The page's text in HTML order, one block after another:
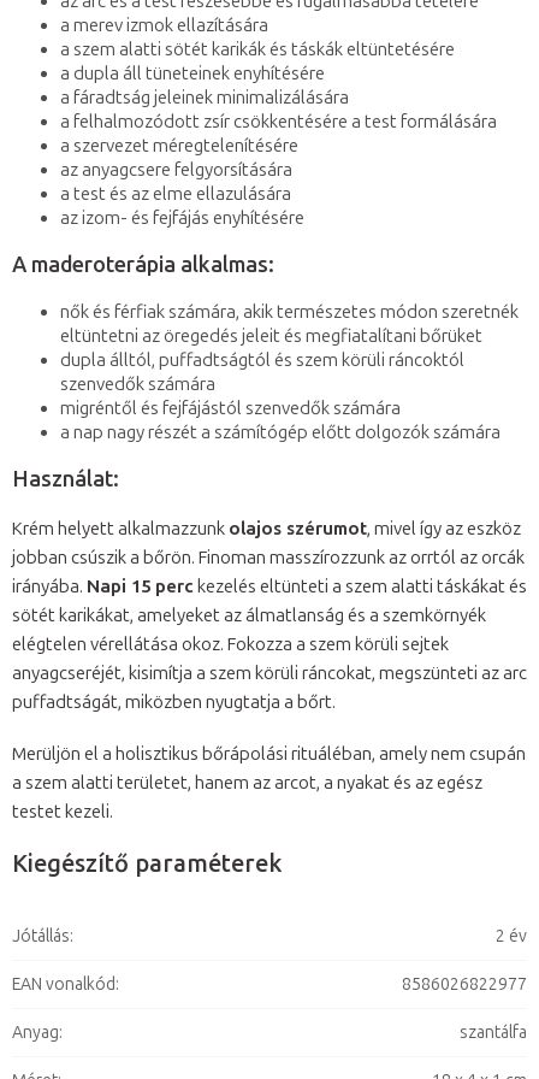
a merev izmok ellazítására
a szem alatti sötét karikák és táskák eltüntetésére
a dupla áll tüneteinek enyhítésére
a fáradtság jeleinek minimalizálására
a felhalmozódott zsír csökkentésére a test formálására
a szervezet méregtelenítésére
az anyagcsere felgyorsítására
a test és az elme ellazulására
az izom- és fejfájás enyhítésére
A maderoterápia alkalmas:
nők és férfiak számára, akik természetes módon szeretnék
eltüntetni az öregedés jeleit és megfiatalítani bőrüket
dupla álltól, puffadtságtól és szem körüli ráncoktól
szenvedők számára
migréntől és fejfájástól szenvedők számára
a nap nagy részét a számítógép előtt dolgozók számára
Használat:
Krém helyett alkalmazzunk olajos szérumot, mivel így az eszköz
jobban csúszik a bőrön. Finoman masszírozzunk az orrtól az orcák
irányába. Napi 15 perc kezelés eltünteti a szem alatti táskákat és
sötét karikákat, amelyeket az álmatlanság és a szemkörnyék
elégtelen vérellátása okoz. Fokozza a szem körüli sejtek
anyagcseréjét, kisimítja a szem körüli ráncokat, megszünteti az arc
puffadtságát, miközben nyugtatja a bőrt.
Merüljön el a holisztikus bőrápolási rituáléban, amely nem csupán
a szem alatti területet, hanem az arcot, a nyakat és az egész
testet kezeli.
Kiegészítő paraméterek
Jótállás: 2 év
EAN vonalkód: 8586026822977
Anyag: szantálfa